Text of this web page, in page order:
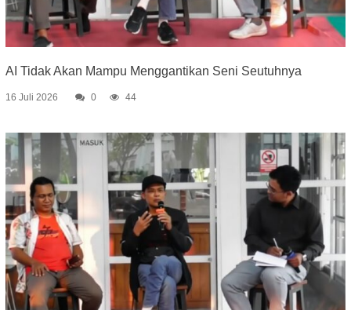
AI Tidak Akan Mampu Menggantikan Seni Seutuhnya
16 Juli 2026 0 44